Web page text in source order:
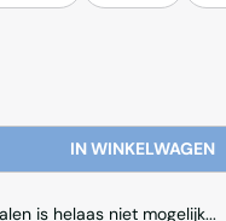
IN WINKELWAGEN
is helaas niet mogelijk...